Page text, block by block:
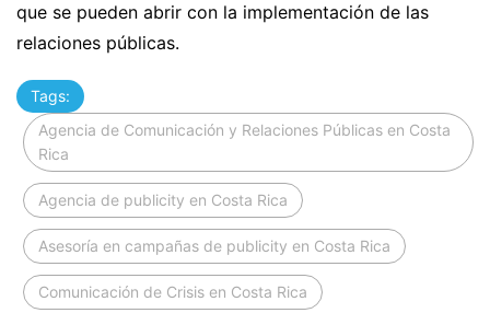
que se pueden abrir con la implementación de las
relaciones públicas.
Tags:
Agencia de Comunicación y Relaciones Públicas en Costa
Rica
Agencia de publicity en Costa Rica
Asesoría en campañas de publicity en Costa Rica
Comunicación de Crisis en Costa Rica